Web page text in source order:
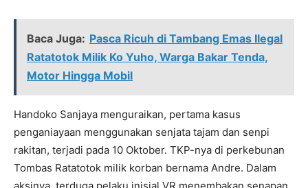
Baca Juga: Pasca Ricuh di Tambang Emas Ilegal
Ratatotok Milik Ko Yuho, Warga Bakar Tenda,
Motor Hingga Mobil
Handoko Sanjaya menguraikan, pertama kasus
penganiayaan menggunakan senjata tajam dan senpi
rakitan, terjadi pada 10 Oktober. TKP-nya di perkebunan
Tombas Ratatotok milik korban bernama Andre. Dalam